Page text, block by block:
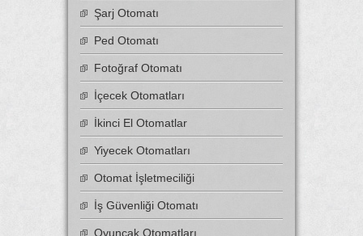
Şarj Otomatı
Ped Otomatı
Fotoğraf Otomatı
İçecek Otomatları
İkinci El Otomatlar
Yiyecek Otomatları
Otomat İşletmeciliği
İş Güvenliği Otomatı
Oyuncak Otomatları